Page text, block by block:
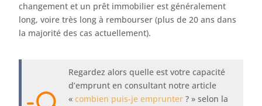
changement et un prêt immobilier est généralement
long, voire très long à rembourser (plus de 20 ans dans
la majorité des cas actuellement).
Regardez alors quelle est votre capacité
d’emprunt en consultant notre article
«combien puis-je emprunter ? » selon la